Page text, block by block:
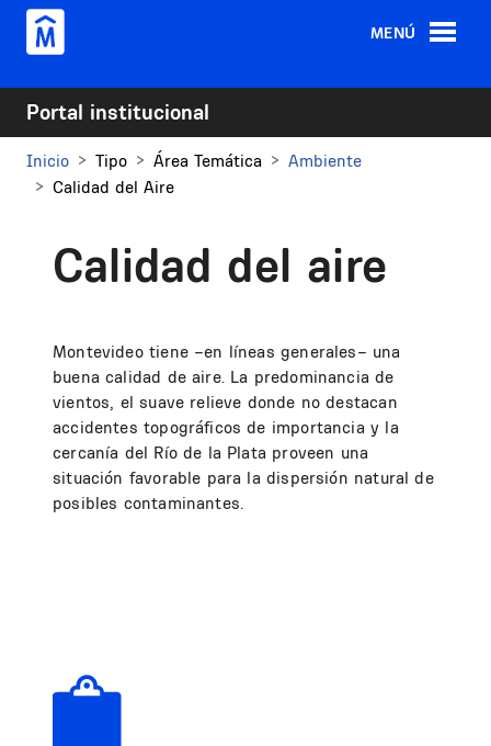
Pasar al contenido principal
MENÚ
Portal institucional
Inicio Tipo Área Temática
Ambiente
Calidad del Aire
Calidad del aire
Montevideo tiene –en líneas generales– una
buena calidad de aire. La predominancia de
vientos, el suave relieve donde no destacan
accidentes topográficos de importancia y la
cercanía del Río de la Plata proveen una
situación favorable para la dispersión natural de
posibles contaminantes.